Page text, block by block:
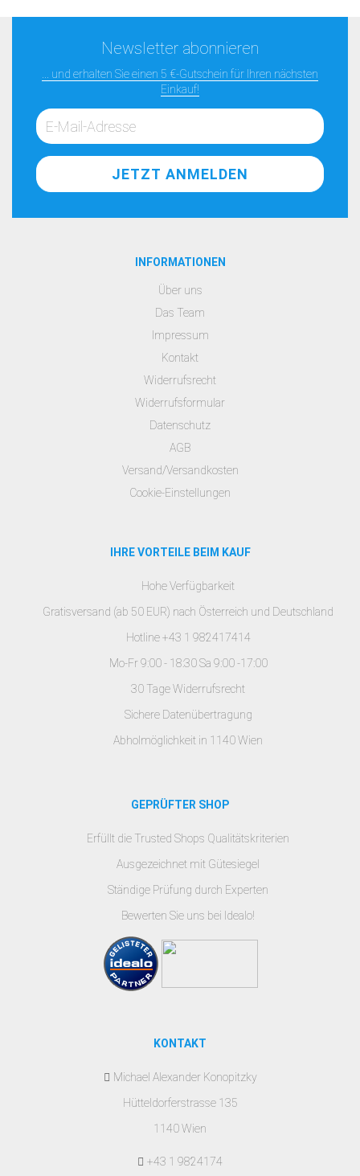
Newsletter abonnieren
... und erhalten Sie einen 5 €-Gutschein für Ihren nächsten
Einkauf!
INFORMATIONEN
Über uns
Das Team
Impressum
Kontakt
Widerrufsrecht
Widerrufsformular
Datenschutz
AGB
Versand/Versandkosten
Cookie-Einstellungen
IHRE VORTEILE BEIM KAUF
Hohe Verfügbarkeit
Gratisversand (ab 50 EUR) nach Österreich und Deutschland
Hotline +43 1 982417414
Mo-Fr 9:00 - 18:30 Sa 9:00 -17:00
30 Tage Widerrufsrecht
Sichere Datenübertragung
Abholmöglichkeit in 1140 Wien
GEPRÜFTER SHOP
Erfüllt die Trusted Shops Qualitätskriterien
Ausgezeichnet mit Gütesiegel
Ständige Prüfung durch Experten
Bewerten Sie uns bei Idealo!
KONTAKT
Michael Alexander Konopitzky
Hütteldorferstrasse 135
1140 Wien
+43 1 9824174